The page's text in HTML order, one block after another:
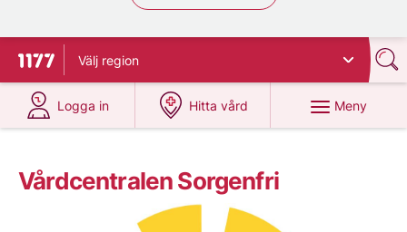
Till startsidan för 1177
Välj region
Logga in
på 1177.se
Hitta vård
på 1177.se
Meny
Vårdcentralen Sorgenfri